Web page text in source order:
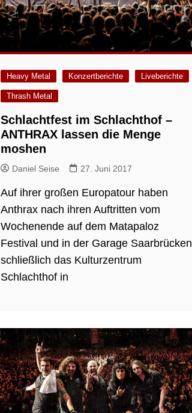
Heavy Metal Konzertberichte Liveberichte
Thrash Metal
Schlachtfest im Schlachthof –
ANTHRAX lassen die Menge
moshen
Daniel Seise 27. Juni 2017
Auf ihrer großen Europatour haben
Anthrax nach ihren Auftritten vom
Wochenende auf dem Matapaloz
Festival und in der Garage Saarbrücken
schließlich das Kulturzentrum
Schlachthof in